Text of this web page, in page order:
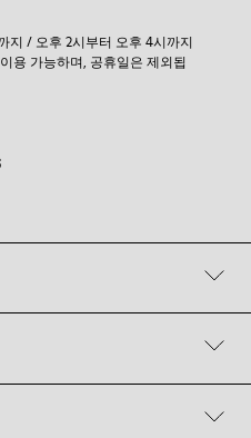
지 / 오후 2시부터 오후 4시까지
용 가능하며, 공휴일은 제외됩